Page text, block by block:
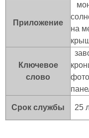
Приложение
на
Ключевое
слово
Срок службы 25